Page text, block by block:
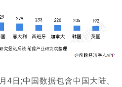
4日;中国数据包含中国大陆、